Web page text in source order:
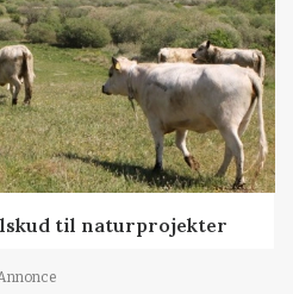
til naturprojekter